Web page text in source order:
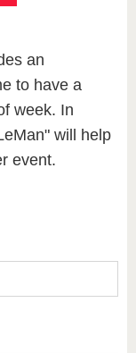
an
to have a
week. In
will help
event.